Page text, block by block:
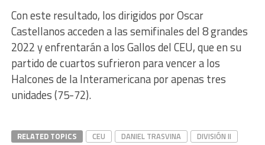
Con este resultado, los dirigidos por Oscar
Castellanos acceden a las semifinales del 8 grandes
2022 y enfrentarán a los Gallos del CEU, que en su
partido de cuartos sufrieron para vencer a los
Halcones de la Interamericana por apenas tres
unidades (75-72).
RELATED TOPICS CEU DANIEL TRASVINA
DIVISIÓN II